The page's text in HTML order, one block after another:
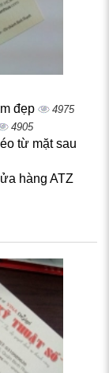
đẹp 4975
4905
từ mặt sau
hàng ATZ